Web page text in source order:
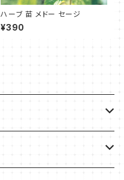
ハーブ 苗 メドー セージ
¥390